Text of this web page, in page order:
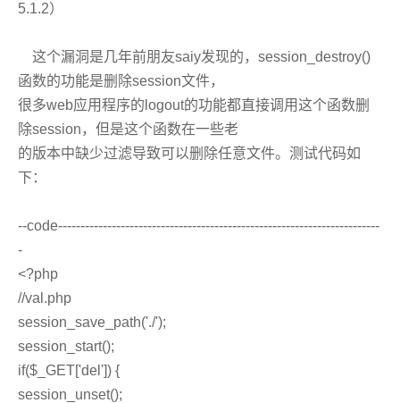
5.1.2）
这个漏洞是几年前朋友saiy发现的，session_destroy()
函数的功能是删除session文件，
很多web应用程序的logout的功能都直接调用这个函数删
除session，但是这个函数在一些老
的版本中缺少过滤导致可以删除任意文件。测试代码如
下：
--code------------------------------------------------------------------------
-
<?php
//val.php
session_save_path('./');
session_start();
if($_GET['del']) {
session_unset();